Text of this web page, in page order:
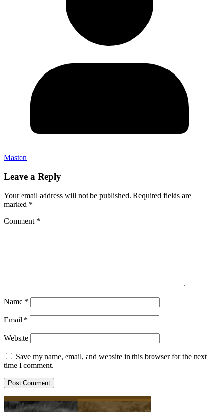
Maston
Leave a Reply
Your email address will not be published. Required fields are
marked *
Comment *
Name *
Email *
Website
Save my name, email, and website in this browser for the next
time I comment.